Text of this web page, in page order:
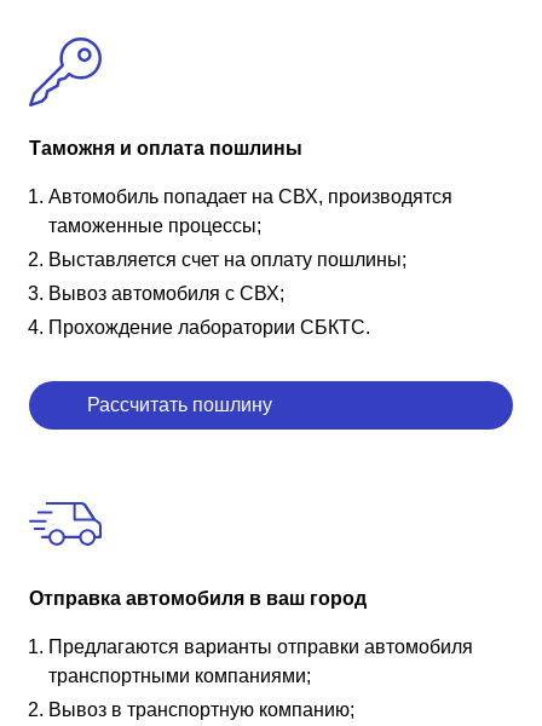
Таможня и оплата пошлины
Автомобиль попадает на СВХ, производятся
таможенные процессы;
Выставляется счет на оплату пошлины;
Вывоз автомобиля с СВХ;
Прохождение лаборатории СБКТС.
Рассчитать пошлину
Отправка автомобиля в ваш город
Предлагаются варианты отправки автомобиля
транспортными компаниями;
Вывоз в транспортную компанию;